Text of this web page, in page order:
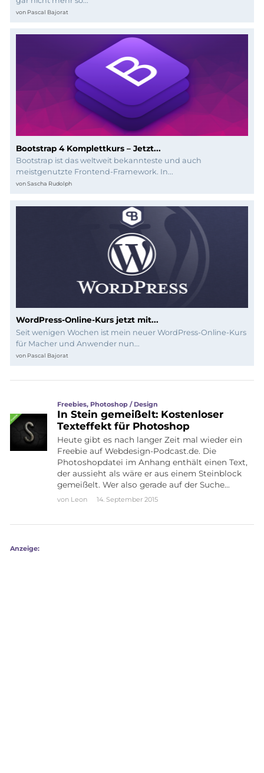
von Pascal Bajorat
Bootstrap 4 Komplettkurs – Jetzt...
Bootstrap ist das weltweit bekannteste und auch
meistgenutzte Frontend-Framework. In...
vonSascha Rudolph
WordPress-Online-Kurs jetzt mit...
Seit wenigen Wochen ist mein neuer WordPress-Online-Kurs
für Macher und Anwender nun...
von Pascal Bajorat
Freebies, Photoshop / Design
In Stein gemeißelt: Kostenloser
Texteffekt für Photoshop
Heute gibt es nach langer Zeit mal wieder ein
Freebie auf Webdesign-Podcast.de. Die
Photoshopdatei im Anhang enthält einen Text,
der aussieht als wäre er aus einem Steinblock
gemeißelt. Wer also gerade auf der Suche…
von Leon 14. September 2015
Anzeige: